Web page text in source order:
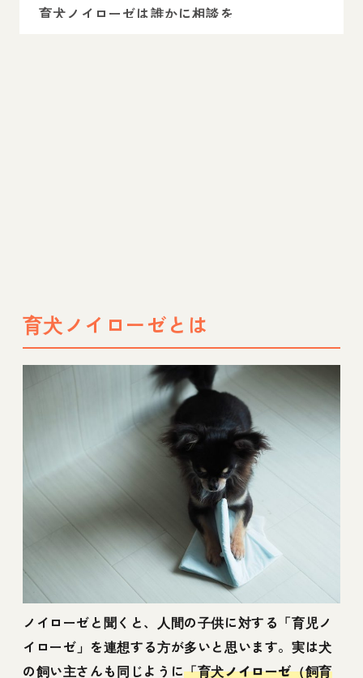
育犬ノイローゼは誰かに相談を
育犬ノイローゼとは
ノイローゼと聞くと、人間の子供に対する「育児ノ
イローゼ」を連想する方が多いと思います。実は犬
の飼い主さんも同じように「育犬ノイローゼ（飼育